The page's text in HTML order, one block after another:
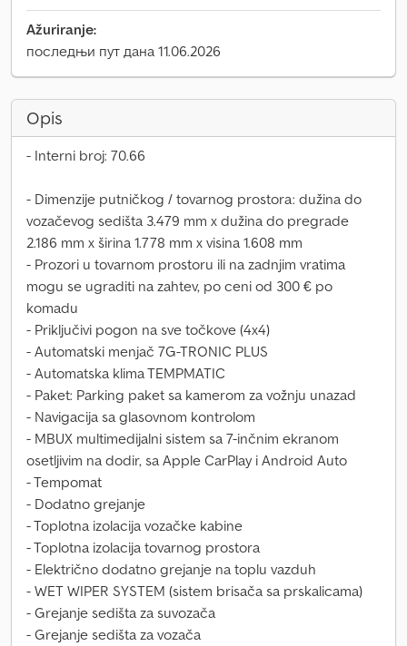
Ažuriranje:
последњи пут дана 11.06.2026
Opis
- Interni broj: 70.66
- Dimenzije putničkog / tovarnog prostora: dužina do
vozačevog sedišta 3.479 mm x dužina do pregrade
2.186 mm x širina 1.778 mm x visina 1.608 mm
- Prozori u tovarnom prostoru ili na zadnjim vratima
mogu se ugraditi na zahtev, po ceni od 300 € po
komadu
- Priključivi pogon na sve točkove (4x4)
- Automatski menjač 7G-TRONIC PLUS
- Automatska klima TEMPMATIC
- Paket: Parking paket sa kamerom za vožnju unazad
- Navigacija sa glasovnom kontrolom
- MBUX multimedijalni sistem sa 7-inčnim ekranom
osetljivim na dodir, sa Apple CarPlay i Android Auto
- Tempomat
- Dodatno grejanje
- Toplotna izolacija vozačke kabine
- Toplotna izolacija tovarnog prostora
- Električno dodatno grejanje na toplu vazduh
- WET WIPER SYSTEM (sistem brisača sa prskalicama)
- Grejanje sedišta za suvozača
- Grejanje sedišta za vozača